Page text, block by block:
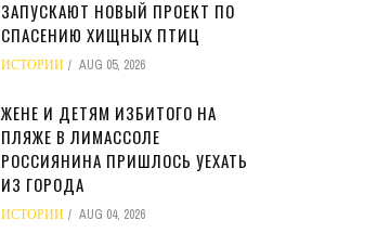
ЗАПУСКАЮТ НОВЫЙ ПРОЕКТ ПО
СПАСЕНИЮ ХИЩНЫХ ПТИЦ
ИСТОРИИ AUG 05, 2026
ЖЕНЕ И ДЕТЯМ ИЗБИТОГО НА
ПЛЯЖЕ В ЛИМАССОЛЕ
РОССИЯНИНА ПРИШЛОСЬ УЕХАТЬ
ИЗ ГОРОДА
ИСТОРИИ AUG 04, 2026